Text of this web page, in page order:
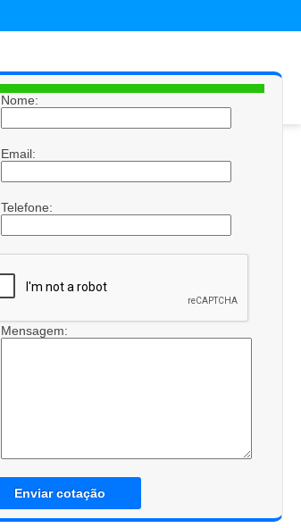
Nome:
Email:
Telefone:
Mensagem:
Enviar cotação